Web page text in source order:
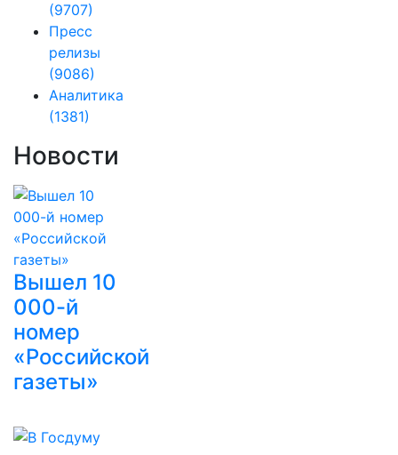
(9707)
Пресс
релизы
(9086)
Аналитика
(1381)
Новости
Вышел 10
000-й
номер
«Российской
газеты»